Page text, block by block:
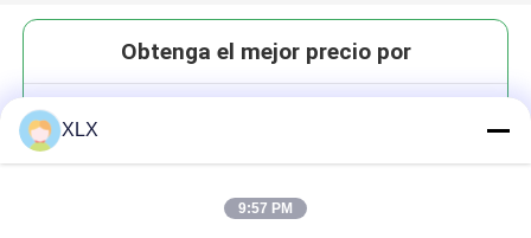
Obtenga el mejor precio por
XLX
9:57 PM